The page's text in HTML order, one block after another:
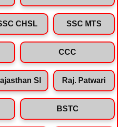
CHSL SSC MTS
CCC
SI Raj. Patwari
BSTC